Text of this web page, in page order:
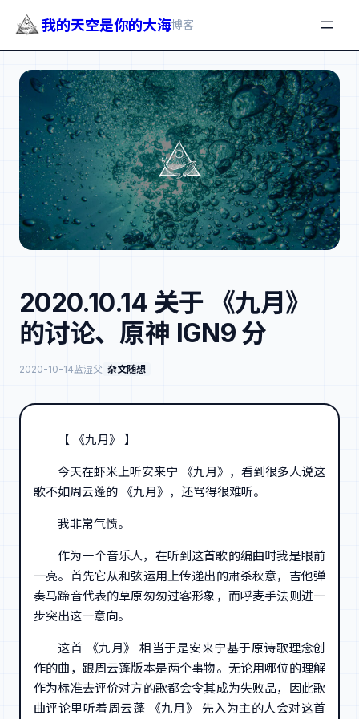
我的天空是你的大海博客
2020.10.14 关于 《九月》
的讨论、原神 IGN9 分
2020-10-14蓝湿父 杂文随想
【 《九月》 】
今天在虾米上听安来宁 《九月》，看到很多人说这
歌不如周云蓬的 《九月》，还骂得很难听。
我非常气愤。
作为一个音乐人，在听到这首歌的编曲时我是眼前
一亮。首先它从和弦运用上传递出的肃杀秋意，吉他弹
奏马蹄音代表的草原匆匆过客形象，而呼麦手法则进一
步突出这一意向。
这首 《九月》 相当于是安来宁基于原诗歌理念创
作的曲，跟周云蓬版本是两个事物。无论用哪位的理解
作为标准去评价对方的歌都会令其成为失败品，因此歌
曲评论里听着周云蓬 《九月》 先入为主的人会对这首